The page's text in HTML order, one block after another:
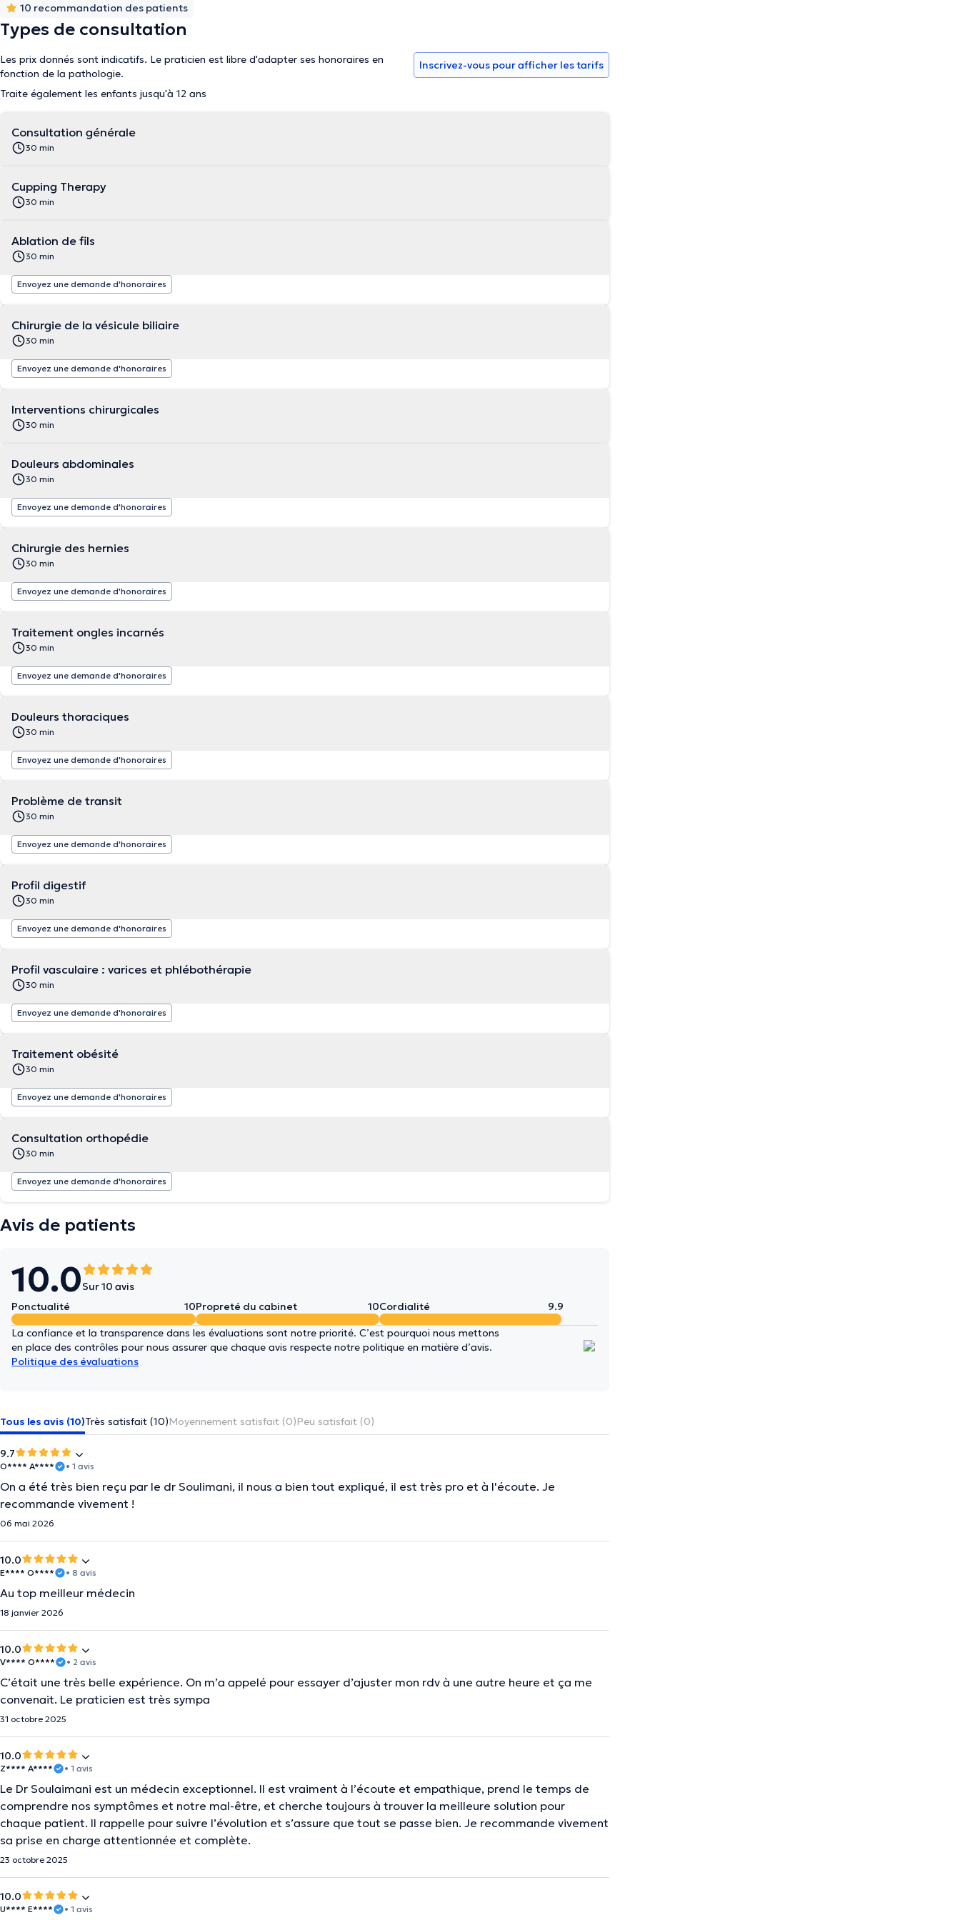
10 recommandation des patients
Types de consultation
Les prix donnés sont indicatifs. Le praticien est libre d'adapter ses honoraires en
fonction de la pathologie.
Traite également les enfants jusqu'à 12 ans
Inscrivez-vous pour afficher les tarifs
Consultation générale
30 min
Cupping Therapy
30 min
Ablation de fils
30 min
Envoyez une demande d'honoraires
Chirurgie de la vésicule biliaire
30 min
Envoyez une demande d'honoraires
Interventions chirurgicales
30 min
Douleurs abdominales
30 min
Envoyez une demande d'honoraires
Chirurgie des hernies
30 min
Envoyez une demande d'honoraires
Traitement ongles incarnés
30 min
Envoyez une demande d'honoraires
Douleurs thoraciques
30 min
Envoyez une demande d'honoraires
Problème de transit
30 min
Envoyez une demande d'honoraires
Profil digestif
30 min
Envoyez une demande d'honoraires
Profil vasculaire : varices et phlébothérapie
30 min
Envoyez une demande d'honoraires
Traitement obésité
30 min
Envoyez une demande d'honoraires
Consultation orthopédie
30 min
Envoyez une demande d'honoraires
Avis de patients
10.0Sur 10 avis
Ponctualité
10Propreté du cabinet 10Cordialité 9.9
La confiance et la transparence dans les évaluations sont notre priorité. C’est pourquoi nous mettons
en place des contrôles pour nous assurer que chaque avis respecte notre politique en matière d’avis.
Politique des évaluations
Tous les avis (10)Très satisfait (10)Moyennement satisfait (0)Peu satisfait (0)
9.7
O**** A**** • 1 avis
On a été très bien reçu par le dr Soulimani, il nous a bien tout expliqué, il est très pro et à l'écoute. Je
recommande vivement !
06 mai 2026
10.0
E**** O**** • 8 avis
Au top meilleur médecin
18 janvier 2026
10.0
V**** O**** • 2 avis
C’était une très belle expérience. On m’a appelé pour essayer d’ajuster mon rdv à une autre heure et ça me
convenait. Le praticien est très sympa
31 octobre 2025
10.0
Z**** A**** • 1 avis
Le Dr Soulaimani est un médecin exceptionnel. Il est vraiment à l’écoute et empathique, prend le temps de
comprendre nos symptômes et notre mal-être, et cherche toujours à trouver la meilleure solution pour
chaque patient. Il rappelle pour suivre l’évolution et s’assure que tout se passe bien. Je recommande vivement
sa prise en charge attentionnée et complète.
23 octobre 2025
10.0
U**** E**** • 1 avis